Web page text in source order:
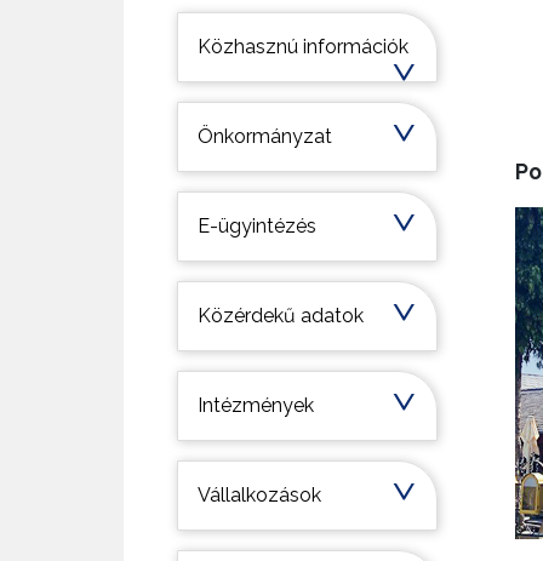
Települési információk
Közhasznú információk
Önkormányzat
E-ügyintézés
Közérdekű adatok
Intézmények
Vállalkozások